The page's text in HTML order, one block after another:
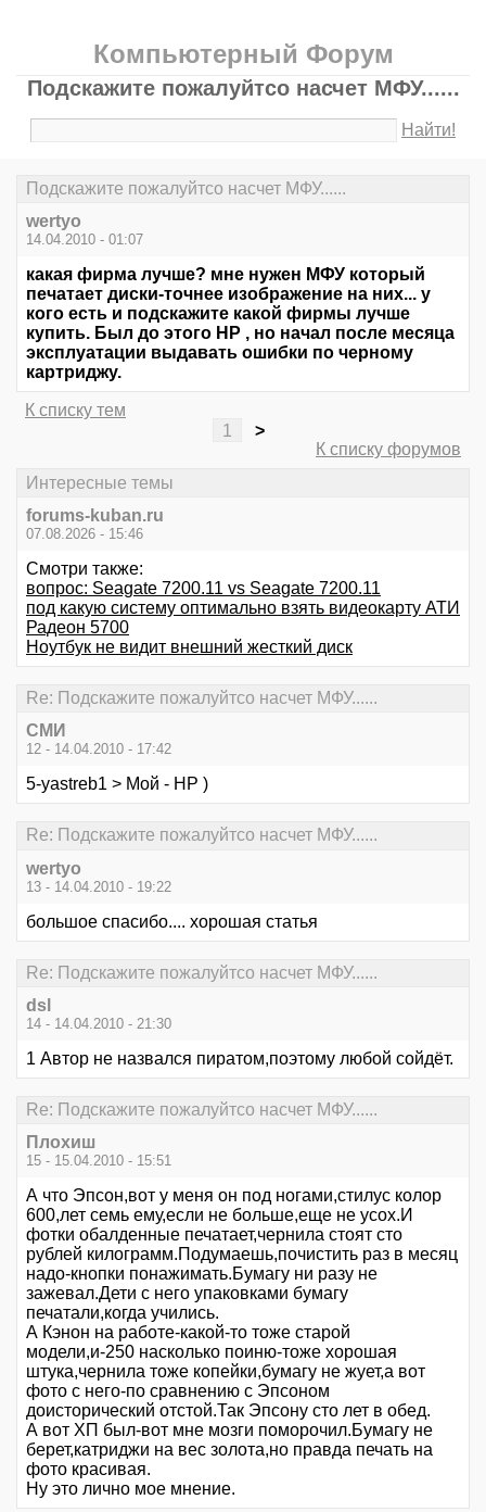
Компьютерный Форум
Подскажите пожалуйтсо насчет МФУ......
Найти!
Подскажите пожалуйтсо насчет МФУ......
wertyo
14.04.2010 - 01:07
какая фирма лучше? мне нужен МФУ который
печатает диски-точнее изображение на них... у
кого есть и подскажите какой фирмы лучше
купить. Был до этого НР , но начал после месяца
эксплуатации выдавать ошибки по черному
картриджу.
К списку тем
1
>
К списку форумов
Интересные темы
forums-kuban.ru
07.08.2026 - 15:46
Смотри также:
вопрос: Seagate 7200.11 vs Seagate 7200.11
под какую систему оптимально взять видеокарту АТИ
Радеон 5700
Ноутбук не видит внешний жесткий диск
Re: Подскажите пожалуйтсо насчет МФУ......
СМИ
12 - 14.04.2010 - 17:42
5-yastreb1 > Мой - HP )
Re: Подскажите пожалуйтсо насчет МФУ......
wertyo
13 - 14.04.2010 - 19:22
большое спасибо.... хорошая статья
Re: Подскажите пожалуйтсо насчет МФУ......
dsl
14 - 14.04.2010 - 21:30
1 Автор не назвался пиратом,поэтому любой сойдёт.
Re: Подскажите пожалуйтсо насчет МФУ......
Плохиш
15 - 15.04.2010 - 15:51
А что Эпсон,вот у меня он под ногами,стилус колор
600,лет семь ему,если не больше,еще не усох.И
фотки обалденные печатает,чернила стоят сто
рублей килограмм.Подумаешь,почистить раз в месяц
надо-кнопки понажимать.Бумагу ни разу не
зажевал.Дети с него упаковками бумагу
печатали,когда учились.
А Кэнон на работе-какой-то тоже старой
модели,и-250 насколько поиню-тоже хорошая
штука,чернила тоже копейки,бумагу не жует,а вот
фото с него-по сравнению с Эпсоном
доисторический отстой.Так Эпсону сто лет в обед.
А вот ХП был-вот мне мозги поморочил.Бумагу не
берет,катриджи на вес золота,но правда печать на
фото красивая.
Ну это лично мое мнение.